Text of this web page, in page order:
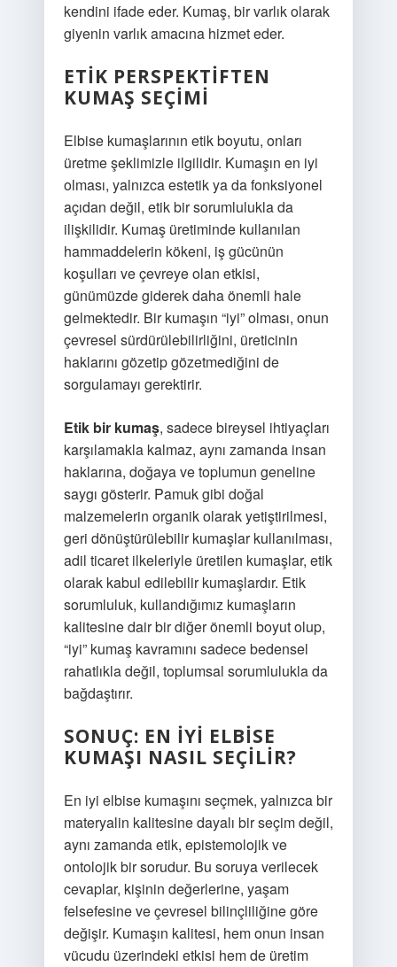
kendini ifade eder. Kumaş, bir varlık olarak
giyenin varlık amacına hizmet eder.
ETIK PERSPEKTIFTEN
KUMAŞ SEÇIMI
Elbise kumaşlarının etik boyutu, onları
üretme şeklimizle ilgilidir. Kumaşın en iyi
olması, yalnızca estetik ya da fonksiyonel
açıdan değil, etik bir sorumlulukla da
ilişkilidir. Kumaş üretiminde kullanılan
hammaddelerin kökeni, iş gücünün
koşulları ve çevreye olan etkisi,
günümüzde giderek daha önemli hale
gelmektedir. Bir kumaşın “iyi” olması, onun
çevresel sürdürülebilirliğini, üreticinin
haklarını gözetip gözetmediğini de
sorgulamayı gerektirir.
Etik bir kumaş, sadece bireysel ihtiyaçları
karşılamakla kalmaz, aynı zamanda insan
haklarına, doğaya ve toplumun geneline
saygı gösterir. Pamuk gibi doğal
malzemelerin organik olarak yetiştirilmesi,
geri dönüştürülebilir kumaşlar kullanılması,
adil ticaret ilkeleriyle üretilen kumaşlar, etik
olarak kabul edilebilir kumaşlardır. Etik
sorumluluk, kullandığımız kumaşların
kalitesine dair bir diğer önemli boyut olup,
“iyi” kumaş kavramını sadece bedensel
rahatlıkla değil, toplumsal sorumlulukla da
bağdaştırır.
SONUÇ: EN İYI ELBISE
KUMAŞI NASIL SEÇILIR?
En iyi elbise kumaşını seçmek, yalnızca bir
materyalin kalitesine dayalı bir seçim değil,
aynı zamanda etik, epistemolojik ve
ontolojik bir sorudur. Bu soruya verilecek
cevaplar, kişinin değerlerine, yaşam
felsefesine ve çevresel bilinçliliğine göre
değişir. Kumaşın kalitesi, hem onun insan
vücudu üzerindeki etkisi hem de üretim